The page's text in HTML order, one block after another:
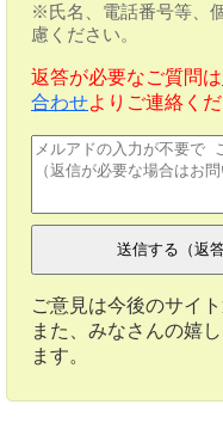
※氏名、電話番号等、
慮ください。
返答が必要なご質問は
合わせよりご連絡くだ
ご意見は今後のサイ
また、みなさんの嬉
ます。